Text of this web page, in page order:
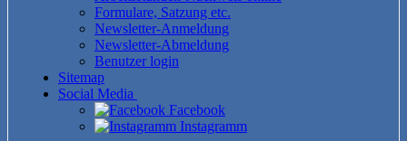
Formulare, Satzung etc.
Newsletter-Anmeldung
Newsletter-Abmeldung
Benutzer login
Sitemap
Social Media
Facebook
Instagramm